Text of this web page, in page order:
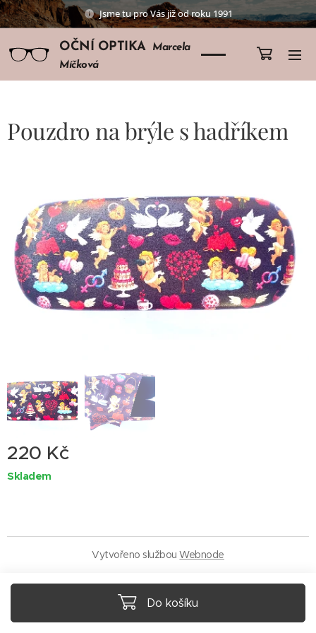
Jsme tu pro Vás již od roku 1991
OČNÍ OPTIKA
Marcela
Míčková
Pouzdro na brýle s hadříkem
220 Kč
Skladem
Do košíku
Vytvořeno službouWebnode